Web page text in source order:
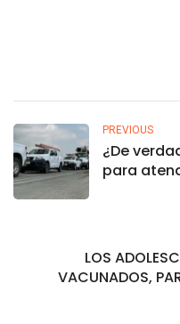
PREVIOUS
¿De
para
LOS
VACUNADOS,